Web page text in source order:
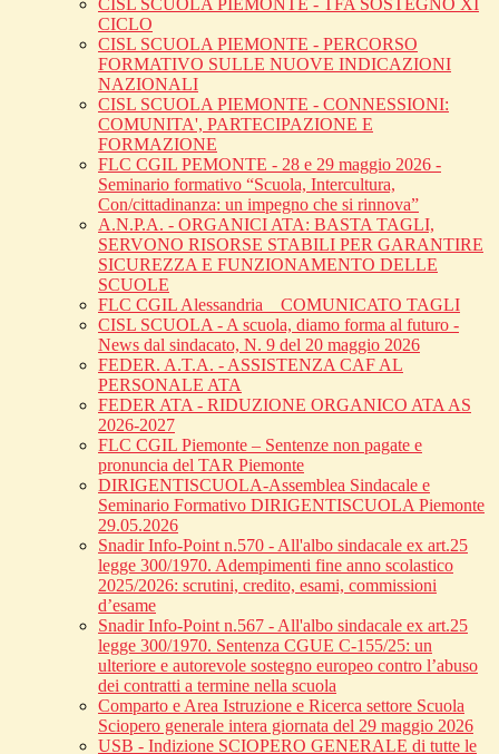
CISL SCUOLA PIEMONTE - TFA SOSTEGNO XI
CICLO
CISL SCUOLA PIEMONTE - PERCORSO
FORMATIVO SULLE NUOVE INDICAZIONI
NAZIONALI
CISL SCUOLA PIEMONTE - CONNESSIONI:
COMUNITA', PARTECIPAZIONE E
FORMAZIONE
FLC CGIL PEMONTE - 28 e 29 maggio 2026 -
Seminario formativo “Scuola, Intercultura,
Con/cittadinanza: un impegno che si rinnova”
A.N.P.A. - ORGANICI ATA: BASTA TAGLI,
SERVONO RISORSE STABILI PER GARANTIRE
SICUREZZA E FUNZIONAMENTO DELLE
SCUOLE
FLC CGIL Alessandria _ COMUNICATO TAGLI
CISL SCUOLA - A scuola, diamo forma al futuro -
News dal sindacato, N. 9 del 20 maggio 2026
FEDER. A.T.A. - ASSISTENZA CAF AL
PERSONALE ATA
FEDER ATA - RIDUZIONE ORGANICO ATA AS
2026-2027
FLC CGIL Piemonte – Sentenze non pagate e
pronuncia del TAR Piemonte
DIRIGENTISCUOLA-Assemblea Sindacale e
Seminario Formativo DIRIGENTISCUOLA Piemonte
29.05.2026
Snadir Info-Point n.570 - All'albo sindacale ex art.25
legge 300/1970. Adempimenti fine anno scolastico
2025/2026: scrutini, credito, esami, commissioni
d’esame
Snadir Info-Point n.567 - All'albo sindacale ex art.25
legge 300/1970. Sentenza CGUE C‑155/25: un
ulteriore e autorevole sostegno europeo contro l’abuso
dei contratti a termine nella scuola
Comparto e Area Istruzione e Ricerca settore Scuola
Sciopero generale intera giornata del 29 maggio 2026
USB - Indizione SCIOPERO GENERALE di tutte le